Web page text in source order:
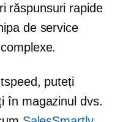
răspunsuri rapide
de service
puteți
în magazinul dvs.